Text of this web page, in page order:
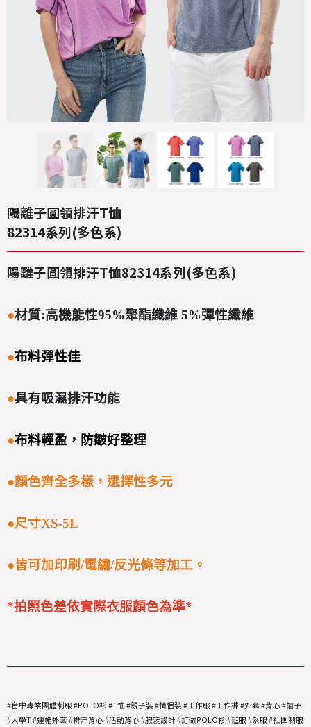
陽離子圓領排汗T恤
82314系列(多色系)
陽離子圓領排汗T恤82314系列(多色系)
●材質:高機能性95%聚酯纖維 5%彈性纖維
●布料彈性佳
●具有吸濕排汗功能
●布料輕盈，防皺好整理
●顏色齊全多樣，選擇性多元
●尺寸XS-5L
●皆可加印刷/電繡/反光條等加工。
*拍照色差依實際衣服顏色為準*
#台中專業團體制服 #POLO衫 #T恤 #親子裝 #情侶裝 #工作服 #工作褲 #外套 #背心 #帽子
#大學T #連帽外套 #排汗背心 #活動背心 #服裝設計 #訂做POLO衫 #班服 #系服 #社團制服